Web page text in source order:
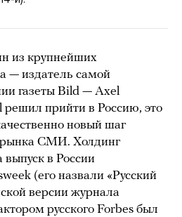
из крупнейших
— издатель самой
газеты Bild — Axel
прийти в Россию, это
новый шаг
рынка СМИ. Холдинг
в России
(его назвали «Русский
версии журнала
русского Forbes был